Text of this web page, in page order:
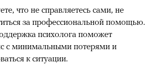
что не справляетесь сами, не
за профессиональной помощью.
психолога поможет
с минимальными потерями и
к ситуации.